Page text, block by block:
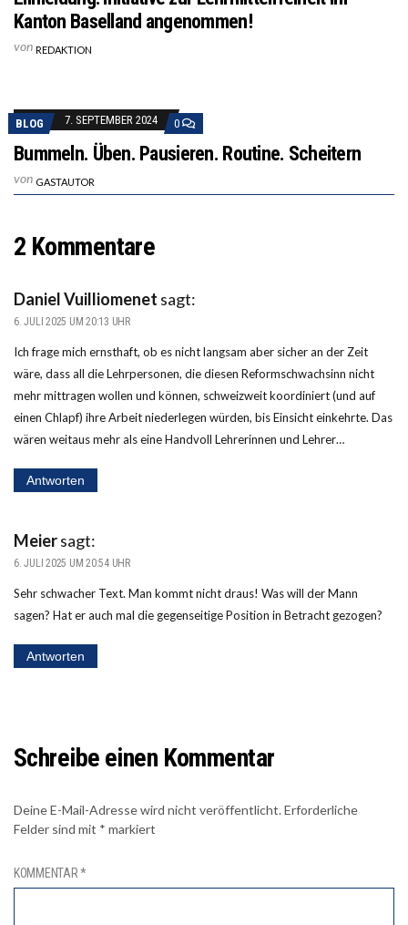
Kanton Baselland angenommen!
von REDAKTION
BLOG 7. SEPTEMBER 2024 0
Bummeln. Üben. Pausieren. Routine. Scheitern
von GASTAUTOR
2 Kommentare
Daniel Vuilliomenet sagt:
6. JULI 2025 UM 20:13 UHR
Ich frage mich ernsthaft, ob es nicht langsam aber sicher an der Zeit
wäre, dass all die Lehrpersonen, die diesen Reformschwachsinn nicht
mehr mittragen wollen und können, schweizweit koordiniert (und auf
einen Chlapf) ihre Arbeit niederlegen würden, bis Einsicht einkehrte. Das
wären weitaus mehr als eine Handvoll Lehrerinnen und Lehrer…
Antworten
Meiersagt:
6. JULI 2025 UM 20:54 UHR
Sehr schwacher Text. Man kommt nicht draus! Was will der Mann
sagen? Hat er auch mal die gegenseitige Position in Betracht gezogen?
Antworten
Schreibe einen Kommentar
Deine E-Mail-Adresse wird nicht veröffentlicht.Erforderliche
Felder sind mit * markiert
KOMMENTAR*